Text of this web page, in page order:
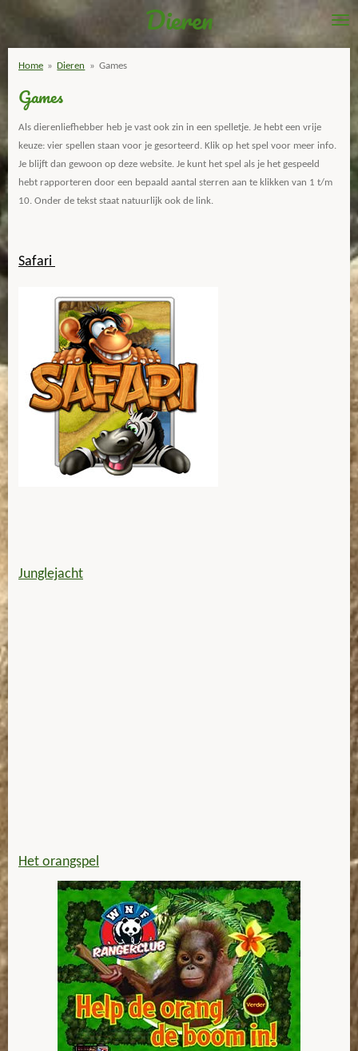
de
hoofdinhoud
Dieren
Home » Dieren » Games
Games
Als dierenliefhebber heb je vast ook zin in een spelletje. Je hebt een vrije
keuze: vier spellen staan voor je gesorteerd. Klik op het spel voor meer info.
Je blijft dan gewoon op deze website. Je kunt het spel als je het gespeeld
hebt rapporteren door een bepaald aantal sterren aan te klikken van 1 t/m
10. Onder de tekst staat natuurlijk ook de link.
Safari
Junglejacht
Het orangspel